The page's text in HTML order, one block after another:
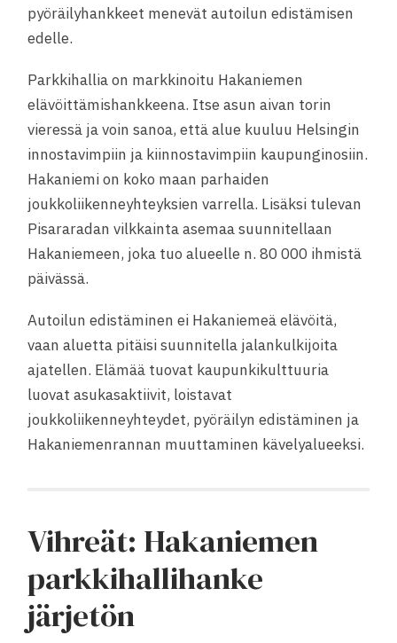
pyöräilyhankkeet menevät autoilun edistämisen
edelle.
Parkkihallia on markkinoitu Hakaniemen
elävöittämishankkeena. Itse asun aivan torin
vieressä ja voin sanoa, että alue kuuluu Helsingin
innostavimpiin ja kiinnostavimpiin kaupunginosiin.
Hakaniemi on koko maan parhaiden
joukkoliikenneyhteyksien varrella. Lisäksi tulevan
Pisararadan vilkkainta asemaa suunnitellaan
Hakaniemeen, joka tuo alueelle n. 80 000 ihmistä
päivässä.
Autoilun edistäminen ei Hakaniemeä elävöitä,
vaan aluetta pitäisi suunnitella jalankulkijoita
ajatellen. Elämää tuovat kaupunkikulttuuria
luovat asukasaktiivit, loistavat
joukkoliikenneyhteydet, pyöräilyn edistäminen ja
Hakaniemenrannan muuttaminen kävelyalueeksi.
Vihreät: Hakaniemen
parkkihallihanke
järjetön